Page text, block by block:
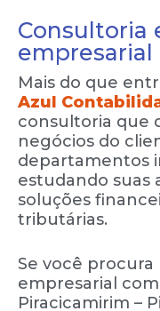
Consultoria
empresarial
Mais do que
Azul
consultoria que
negócios do
departamentos
estudando suas
soluções
tributárias.
Se você procura
empresarial
Piracicamirim –